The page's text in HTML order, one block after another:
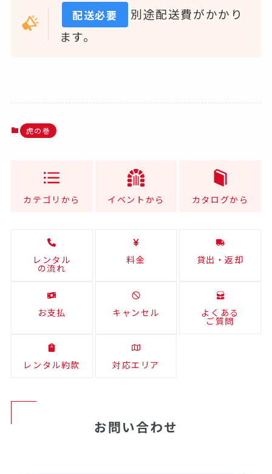
配送必要
別途配送費がかかり
ます。
虎の巻
カテゴリから イベントから カタログから
レンタル
の流れ
料金 貸出・返却
お支払 キャンセル よくある
ご質問
レンタル約款 対応エリア
お問い合わせ